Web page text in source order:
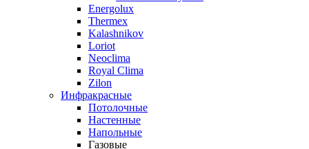
Energolux
Тhermex
Kalashnikov
Loriot
Neoclima
Royal Clima
Zilon
Инфракрасные
Потолочные
Настенные
Напольные
Газовые